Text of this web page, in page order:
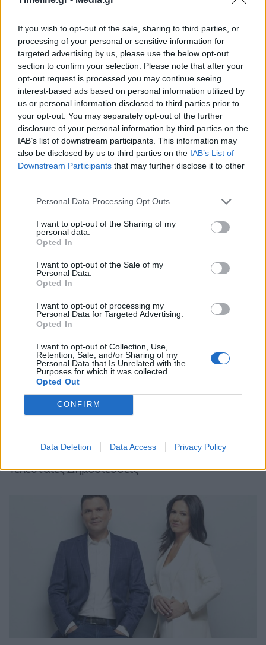
If you wish to opt-out of the sale, sharing to third parties, or
processing of your personal or sensitive information for
targeted advertising by us, please use the below opt-out
section to confirm your selection. Please note that after your
opt-out request is processed you may continue seeing
interest-based ads based on personal information utilized by
us or personal information disclosed to third parties prior to
your opt-out. You may separately opt-out of the further
disclosure of your personal information by third parties on the
IAB’s list of downstream participants. This information may
also be disclosed by us to third parties on the IAB’s List of
Downstream Participants that may further disclose it to other
Personal Data Processing Opt Outs
I want to opt-out of the Sharing of my
personal data.
Opted In
I want to opt-out of the Sale of my
Personal Data.
Opted In
I want to opt-out of processing my
Personal Data for Targeted Advertising.
Opted In
I want to opt-out of Collection, Use,
Retention, Sale, and/or Sharing of my
Personal Data that Is Unrelated with the
Purposes for which it was collected.
Opted Out
CONFIRM
Data Deletion Data Access Privacy Policy
ντους τον Παναθηναϊκό
Μπορεί επίσης να σε ενδιαφέρει
ΕΛΛΆΔΑ
Στο 11,2% μειώθηκε η
ανεργία το β’ τρίμηνο
εφέτος
ΕΛΛΆΔΑ
Απεργία ΠΝΟ –
ΠΕΝΕΝ: Δεμένα τα
πλοία στα λιμάνια
ΟΙΚΟΝΟΜΊΑ
Ούρσουλα φον ντερ
Λάιεν: Μπορούν να
δοθούν έως και 2,2 δις
ΕΛΛΆΔΑ
Δικαίωση του δήμου
Θεσσαλονίκης από το
ΠΡΟΗΓΟΎΜΕΝΗ ΣΕΛΊΔΑ ΕΠΌΜΕΝΗ ΣΕΛΊΔΑ
Τελευταίες Δημοσιεύσεις